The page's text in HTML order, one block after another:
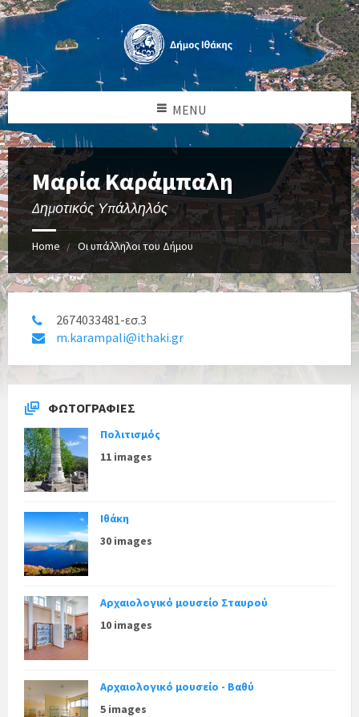
MENU
Μαρία Καράμπαλη
Δημοτικός Υπάλληλός
Home Οι υπάλληλοι του Δήμου
2674033481-εσ.3
m.karampali@ithaki.gr
ΦΩΤΟΓΡΑΦΊΕΣ
Πολιτισμός
11 images
Ιθάκη
30 images
Αρχαιολογικό μουσείο Σταυρού
10 images
Αρχαιολογικό μουσείο - Βαθύ
5 images